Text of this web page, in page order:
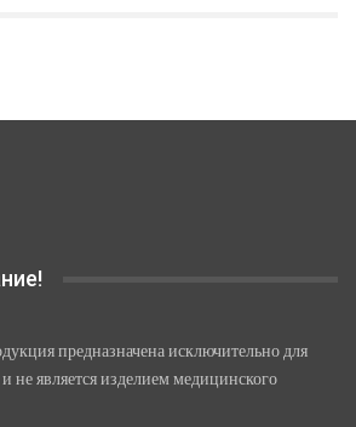
предназначена исключительно для
не является изделием медицинского